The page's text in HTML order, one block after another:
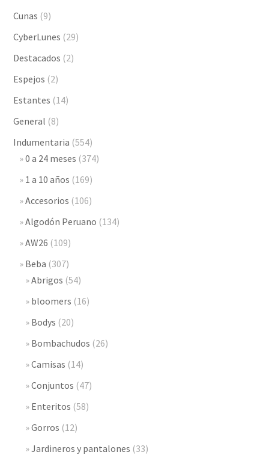
Cunas (9)
CyberLunes (29)
Destacados (2)
Espejos (2)
Estantes (14)
General (8)
Indumentaria (554)
0 a 24 meses (374)
1 a 10 años (169)
Accesorios (106)
Algodón Peruano (134)
AW26 (109)
Beba (307)
Abrigos (54)
bloomers (16)
Bodys (20)
Bombachudos (26)
Camisas (14)
Conjuntos (47)
Enteritos (58)
Gorros (12)
Jardineros y pantalones (33)